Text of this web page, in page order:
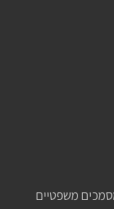
משפטיים